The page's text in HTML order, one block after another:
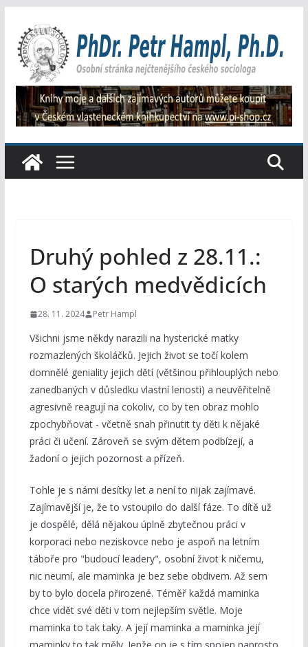
obsah
Druhý pohled z 28.11.:
O starých medvědicích
28. 11. 2024 Petr Hampl
Všichni jsme někdy narazili na hysterické matky
rozmazlených školáčků. Jejich život se točí kolem
domnělé geniality jejich dětí (většinou přihlouplých nebo
zanedbaných v důsledku vlastní lenosti) a neuvěřitelně
agresivně reagují na cokoliv, co by ten obraz mohlo
zpochybňovat - včetně snah přinutit ty děti k nějaké
práci či učení. Zároveň se svým dětem podbízejí, a
žadoní o jejich pozornost a přízeň.
Tohle je s námi desítky let a není to nijak zajímavé.
Zajímavější je, že to vstoupilo do další fáze. To dítě už
je dospělé, dělá nějakou úplně zbytečnou práci v
korporaci nebo neziskovce nebo je aspoň na letním
táboře pro "budoucí leadery", osobní život k ničemu,
nic neumí, ale maminka je bez sebe obdivem. Až sem
by to bylo docela přirozené. Téměř každá maminka
chce vidět své děti v tom nejlepším světle. Moje
maminka to tak taky. A její maminka a maminka její